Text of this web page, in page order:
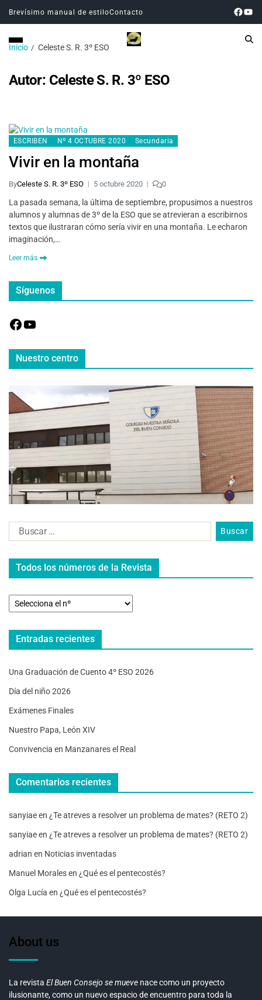
Brevísimo manual de estiloContacto
Inicio Celeste S. R. 3º ESO
Autor: Celeste S. R. 3º ESO
ESCRIBEN Nº 4 OCTUBRE 2020 Secundaria
Vivir en la montaña
ByCeleste S. R. 3º ESO 5 octubre 2020 0
La pasada semana, la última de septiembre, propusimos a nuestros
alumnos y alumnas de 3º de la ESO que se atrevieran a escribirnos
textos que ilustraran cómo sería vivir en una montaña. Le echaron
imaginación,…
Leer más
Síguenos
Nuestro centro
Todos los números de la Revista
Entradas recientes
Una Graduación de Cuento 4º ESO 2026
Día del niño 2026
Exámenes Finales
Nuestro Papa, León XIV
Convivencia en Manzanares el Real
Comentarios recientes
sanyiaeen ¿Te atreves a resolver un problema de mates? (RETO 2)
sanyiaeen ¿Te atreves a resolver un problema de mates? (RETO 2)
adrian en Noticias inventadas
Manuel Moralesen ¿Qué es el pentecostés?
Olga Lucía en ¿Qué es el pentecostés?
About us
La revista El Buen Consejo se mueve nace como un proyecto
ilusionante, como un nuevo espacio de encuentro para toda la